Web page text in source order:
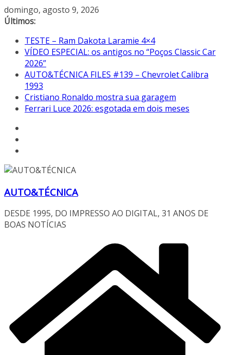
Pular
para
conteúdo
domingo, agosto 9, 2026
Últimos:
TESTE – Ram Dakota Laramie 4×4
VÍDEO ESPECIAL: os antigos no “Poços Classic Car
2026”
AUTO&TÉCNICA FILES #139 – Chevrolet Calibra
1993
Cristiano Ronaldo mostra sua garagem
Ferrari Luce 2026: esgotada em dois meses
AUTO&TÉCNICA
DESDE 1995, DO IMPRESSO AO DIGITAL, 31 ANOS DE
BOAS NOTÍCIAS